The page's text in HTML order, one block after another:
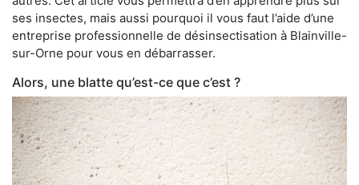
ses insectes, mais aussi pourquoi il vous faut l’aide d’une
entreprise professionnelle de désinsectisation à Blainville-
sur-Orne pour vous en débarrasser.
Alors, une blatte qu’est-ce que c’est ?